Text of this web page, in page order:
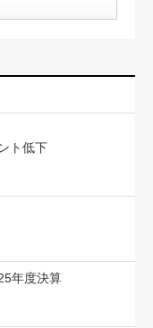
ト低下
年度決算